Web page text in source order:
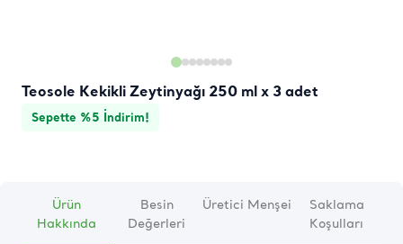
Teosole Kekikli Zeytinyağı 250 ml x 3 adet
Sepette %5 İndirim!
Ürün
Hakkında
Besin
Değerleri
Üretici Menşei
Saklama
Koşulları